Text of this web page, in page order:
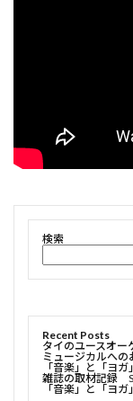
検索
Recent Posts
タイのユースオー
ミュージカルへの
「音楽」と「ヨ
雑誌の取材記録
「音楽」と「ヨ